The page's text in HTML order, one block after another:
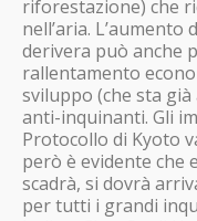
riforestazione) che
nell’aria.
derivera può anche
rallentamento
sviluppo (che sta
anti-inquinanti. Gli
Protocollo di Kyoto
però è evidente che
scadrà, si dovrà
per tutti i grandi